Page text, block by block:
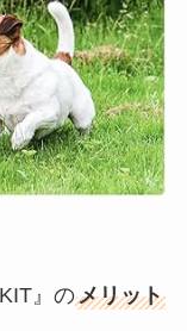
』のメリット